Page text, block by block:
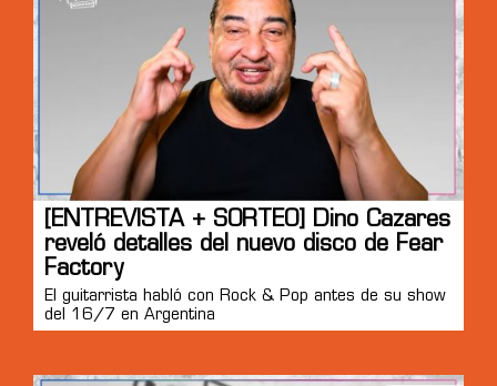
[ENTREVISTA + SORTEO] Dino Cazares
reveló detalles del nuevo disco de Fear
Factory
El guitarrista habló con Rock & Pop antes de su show
del 16/7 en Argentina